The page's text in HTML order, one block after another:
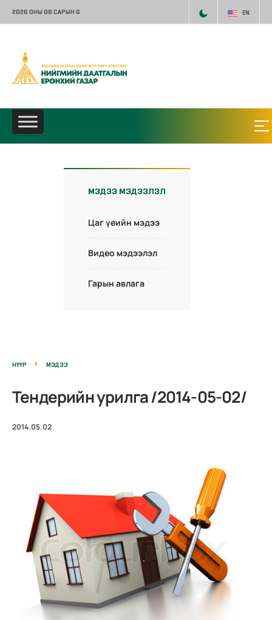
2026 ОНЫ 08 САРЫН 6 EN
МЭДЭЭ МЭДЭЭЛЭЛ
Цаг үеийн мэдээ
Видео мэдээлэл
Гарын авлага
НҮҮР МЭДЭЭ
Тендерийн урилга /2014-05-02/
2014.05.02